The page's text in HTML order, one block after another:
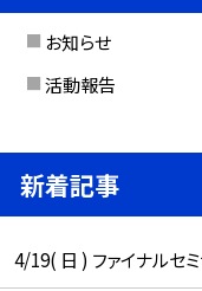
お知らせ
活動報告
新着記事
4/19( 日 ) ファイナルセミ